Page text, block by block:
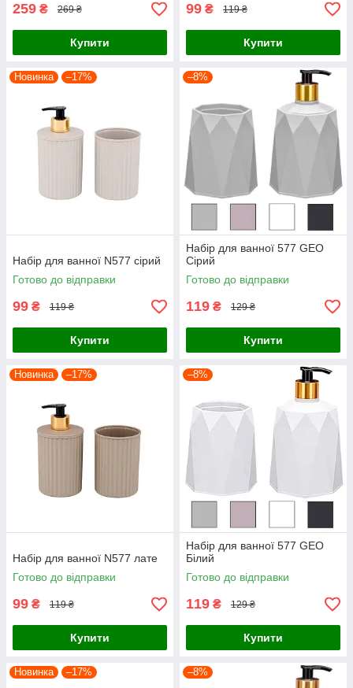
259 ₴ 269 ₴
Купити
99 ₴ 119 ₴
Купити
Новинка –17%
Набір для ванної N577 сірий
Готово до відправки
99 ₴ 119 ₴
Купити
–8%
Набір для ванної 577 GEO
Сірий
Готово до відправки
119 ₴ 129 ₴
Купити
Новинка –17%
Набір для ванної N577 лате
Готово до відправки
99 ₴ 119 ₴
Купити
–8%
Набір для ванної 577 GEO
Білий
Готово до відправки
119 ₴ 129 ₴
Купити
Новинка –17% –8%